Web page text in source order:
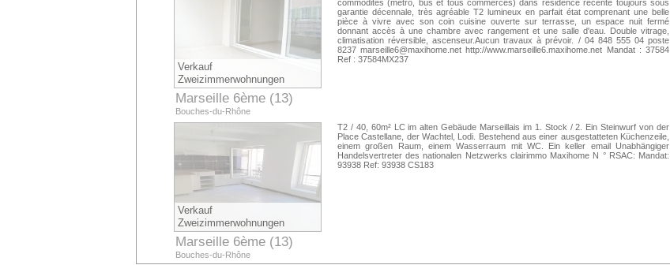
Verkauf
Zweizimmerwohnungen
Marseille 6ème (13)
Bouches-du-Rhône
commodités (métro, bus et tous commerces) dans résidence récente toujours sous
garantie décennale, très agréable T2 lumineux en parfait état comprenant une belle
pièce à vivre avec son coin cuisine ouverte sur terrasse, un espace nuit fermé
donnant accès à une chambre avec rangement et une salle d'eau. Double vitrage,
climatisation réversible, ascenseur.Aucun travaux à prévoir. / 04 848 555 04 poste
8237 marseille6@maxihome.net http://www.marseille6.maxihome.net Mandat : 37584
Ref : 37584MX237
Verkauf
Zweizimmerwohnungen
Marseille 6ème (13)
Bouches-du-Rhône
T2 / 40, 60m² LC im alten Gebäude Marseillais im 1. Stock / 2. Ein Steinwurf von der
Place Castellane, der Wachtel, Lodi. Bestehend aus einer ausgestatteten Küchenzeile,
einem großen Raum, einem Wasserraum mit WC. Ein keller email Unabhängiger
Handelsvertreter des nationalen Netzwerks clairimmo Maxihome N ° RSAC: Mandat:
93938 Ref: 93938 CS183